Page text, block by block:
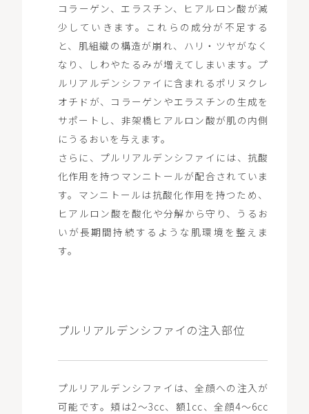
コラーゲン、エラスチン、ヒアルロン酸が減
少していきます。これらの成分が不足する
と、肌組織の構造が崩れ、ハリ・ツヤがなく
なり、しわやたるみが増えてしまいます。プ
ルリアルデンシファイに含まれるポリヌクレ
オチドが、コラーゲンやエラスチンの生成を
サポートし、非架橋ヒアルロン酸が肌の内側
にうるおいを与えます。
さらに、プルリアルデンシファイには、抗酸
化作用を持つマンニトールが配合されていま
す。マンニトールは抗酸化作用を持つため、
ヒアルロン酸を酸化や分解から守り、うるお
いが長期間持続するような肌環境を整えま
す。
プルリアルデンシファイの注入部位
プルリアルデンシファイは、全顔への注入が
可能です。頬は2〜3cc、額1cc、全顔4〜6cc